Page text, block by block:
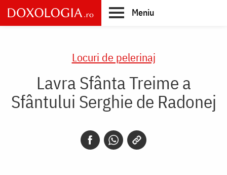
Skip
to
main
Meniu
Locuri de pelerinaj
Lavra Sfânta Treime a
Sfântului Serghie de Radonej